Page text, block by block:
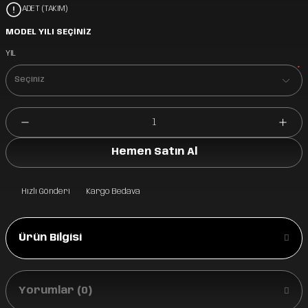
ADET (TAKIM)
MODEL YILI SEÇİNİZ
YIL
*
Hemen Satın Al
Hızlı Gönderi Kargo Bedava
Ürün Bilgisi
Yorumlar (0)